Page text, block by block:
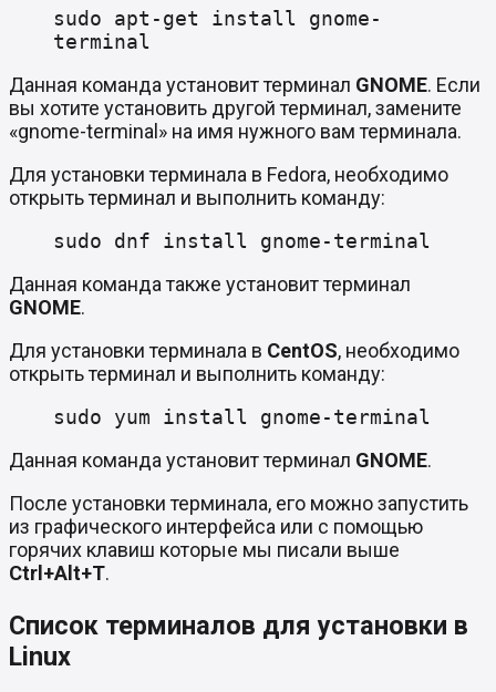
sudo apt-get install gnome-
terminal
Данная команда установит терминал GNOME. Если
вы хотите установить другой терминал, замените
«gnome-terminal» на имя нужного вам терминала.
Для установки терминала в Fedora, необходимо
открыть терминал и выполнить команду:
sudo dnf install gnome-terminal
Данная команда также установит терминал
GNOME.
Для установки терминала в CentOS, необходимо
открыть терминал и выполнить команду:
sudo yum install gnome-terminal
Данная команда установит терминал GNOME.
После установки терминала, его можно запустить
из графического интерфейса или с помощью
горячих клавиш которые мы писали выше
Ctrl+Alt+T.
Список терминалов для установки в
Linux